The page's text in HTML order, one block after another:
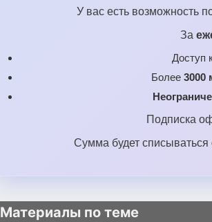
У вас есть возможность
За
Доступ
Более 3000
Подписка
Сумма будет списываться
Материалы по теме